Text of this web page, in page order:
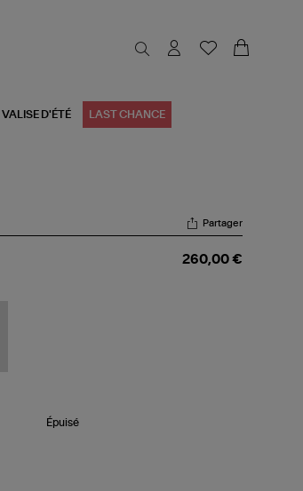
VALISE D'ÉTÉ LAST CHANCE
Partager
260,00 €
Épuisé